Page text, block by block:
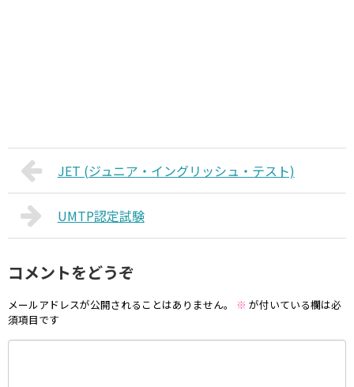
JET (ジュニア・イングリッシュ・テスト)
UMTP認定試験
コメントをどうぞ
メールアドレスが公開されることはありません。 ※ が付いている欄は必
須項目です